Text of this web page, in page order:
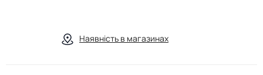
Наявність в магазинах